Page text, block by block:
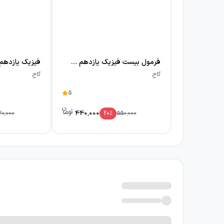
سؤالات تألیفی و کنکوری سال‌های مختلف
سوال تشریحی طبقه‌بندی شده با پاسخنامه
فرمول بیست فیزیک یازدهم ریاضی گاج
گاج
5
550,000
20٪ 440,000
گاج